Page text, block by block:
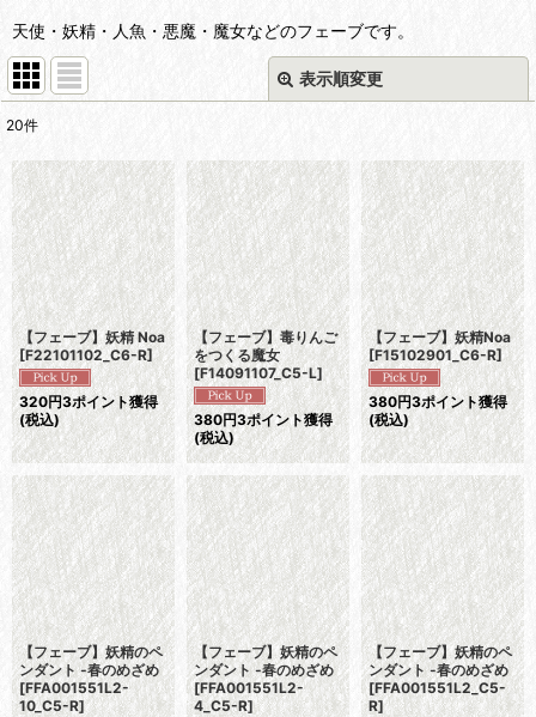
天使・妖精・人魚・悪魔・魔女などのフェーブです。
表示順変更
並び順:
絞り込む
20件
【フェーブ】妖精 Noa
[F22101102_C6-R]
320円3ポイント獲得
(税込)
【フェーブ】毒りんご
をつくる魔女
[F14091107_C5-L]
380円3ポイント獲得
(税込)
【フェーブ】妖精Noa
[F15102901_C6-R]
380円3ポイント獲得
(税込)
【フェーブ】妖精のペ
ンダント -春のめざめ
[FFA001551L2-
10_C5-R]
【フェーブ】妖精のペ
ンダント -春のめざめ
[FFA001551L2-
4_C5-R]
【フェーブ】妖精のペ
ンダント -春のめざめ
[FFA001551L2_C5-
R]